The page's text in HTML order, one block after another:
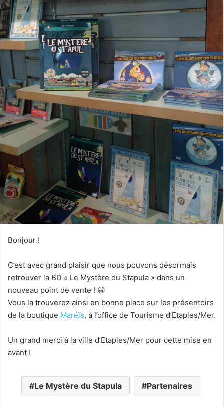
Bonjour !
C’est avec grand plaisir que nous pouvons désormais
retrouver la BD « Le Mystère du Stapula » dans un
nouveau point de vente ! 😀
Vous la trouverez ainsi en bonne place sur les présentoirs
de la boutique Maréïs, à l’office de Tourisme d’Etaples/Mer.
Un grand merci à la ville d’Etaples/Mer pour cette mise en
avant !
Le Mystère du Stapula Partenaires